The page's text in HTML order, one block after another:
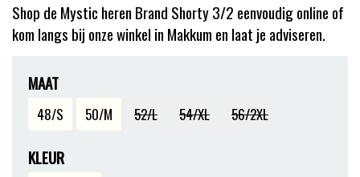
Shop de Mystic heren Brand Shorty 3/2 eenvoudig online of
kom langs bij onze winkel in Makkum en laat je adviseren.
MAAT
48/S 50/M 52/L 54/XL 56/2XL
KLEUR